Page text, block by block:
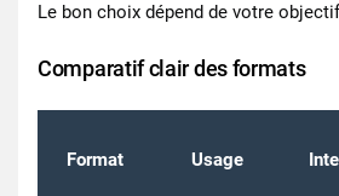
Le bon choix dépend de votre
Comparatif clair des formats
Format Usage